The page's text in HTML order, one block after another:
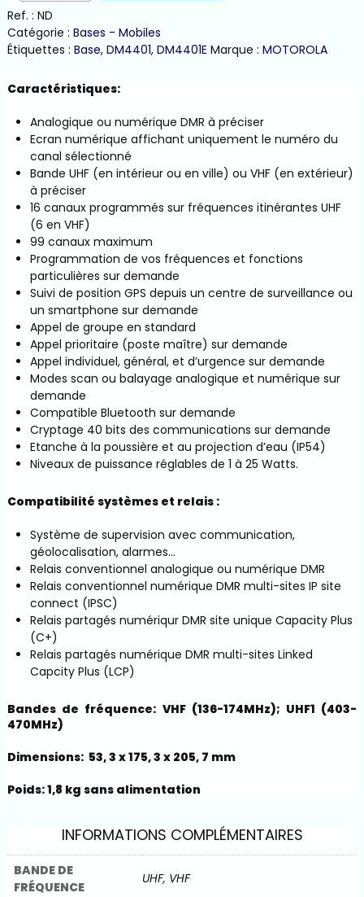
DM4401e
Ref. : ND
Catégorie : Bases - Mobiles
Étiquettes : Base, DM4401, DM4401E Marque : MOTOROLA
Caractéristiques:
Analogique ou numérique DMR à préciser
Ecran numérique affichant uniquement le numéro du
canal sélectionné
Bande UHF (en intérieur ou en ville) ou VHF (en extérieur)
à préciser
16 canaux programmés sur fréquences itinérantes UHF
(6 en VHF)
99 canaux maximum
Programmation de vos fréquences et fonctions
particulières sur demande
Suivi de position GPS depuis un centre de surveillance ou
un smartphone sur demande
Appel de groupe en standard
Appel prioritaire (poste maître) sur demande
Appel individuel, général, et d’urgence sur demande
Modes scan ou balayage analogique et numérique sur
demande
Compatible Bluetooth sur demande
Cryptage 40 bits des communications sur demande
Etanche à la poussière et au projection d’eau (IP54)
Niveaux de puissance réglables de 1 à 25 Watts.
Compatibilité systèmes et relais :
Système de supervision avec communication,
géolocalisation, alarmes…
Relais conventionnel analogique ou numérique DMR
Relais conventionnel numérique DMR multi-sites IP site
connect (IPSC)
Relais partagés numériqur DMR site unique Capacity Plus
(C+)
Relais partagés numérique DMR multi-sites Linked
Capcity Plus (LCP)
Bandes de fréquence: VHF (136-174MHz); UHF1 (403-
470MHz)
Dimensions: 53, 3 x 175, 3 x 205, 7 mm
Poids: 1,8 kg sans alimentation
INFORMATIONS COMPLÉMENTAIRES
BANDE DE
FRÉQUENCE
UHF, VHF